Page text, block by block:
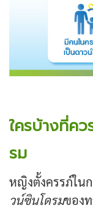
ใครบ้างที่ค
รม
หญิงตั้งครรภ์ใน
วน์ซินโดรมของ